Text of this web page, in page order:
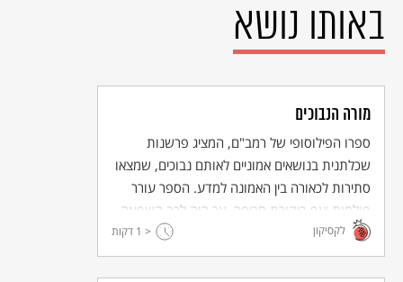
ההוצאה אינו מצוין), תשנ"ג - 1993, המאמר השני, עמ' פב, פ.
רס"ג, אמונות ודעות, עמ' שמג.
באותו נושא
מורה הנבוכים
ספרו הפילוסופי של רמב"ם, המציג פרשנות
שכלתנית בנושאים אמוניים לאותם נבוכים, שמצאו
סתירות לכאורה בין האמונה למדע. הספר עורר
פולמוס ואף ביקורת חריפה, אך היה לרב השפעה
לדורות ופתח עידן חדש בהגות היהודית.
לקסיקון < 1 דקות